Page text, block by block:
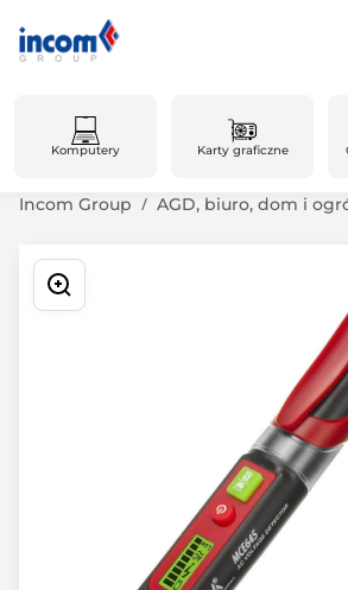
Komputery Karty graficzne
Incom Group AGD, biuro, dom i